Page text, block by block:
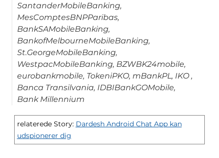
SantanderMobileBanking,
MesComptesBNPParibas,
BankSAMobileBanking,
BankofMelbourneMobileBanking,
St.GeorgeMobileBanking,
WestpacMobileBanking, BZWBK24mobile,
eurobankmobile, TokeniPKO, mBankPL, IKO ,
Banca Transilvania, IDBIBankGOMobile,
Bank Millennium
relaterede Story: Dardesh Android Chat App kan
udspionerer dig